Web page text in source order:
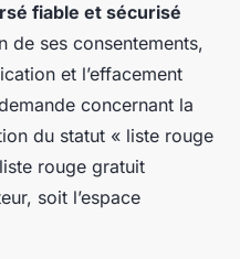
fiable et sécurisé
de ses consentements,
et l’effacement
concernant la
du statut « liste rouge
rouge gratuit
soit l’espace